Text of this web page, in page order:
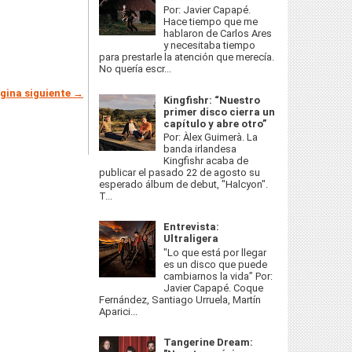
siguiente →
Por: Javier Capapé.
Hace tiempo que me
hablaron de Carlos Ares
y necesitaba tiempo
para prestarle la atención que merecía.
No quería escr...
Kingfishr: “Nuestro
primer disco cierra un
capítulo y abre otro”
Por: Àlex Guimerà. La
banda irlandesa
Kingfishr acaba de
publicar el pasado 22 de agosto su
esperado álbum de debut, "Halcyon".
T...
Entrevista:
Ultraligera
"Lo que está por llegar
es un disco que puede
cambiarnos la vida” Por:
Javier Capapé. Coque
Fernández, Santiago Urruela, Martín
Aparici...
Tangerine Dream: